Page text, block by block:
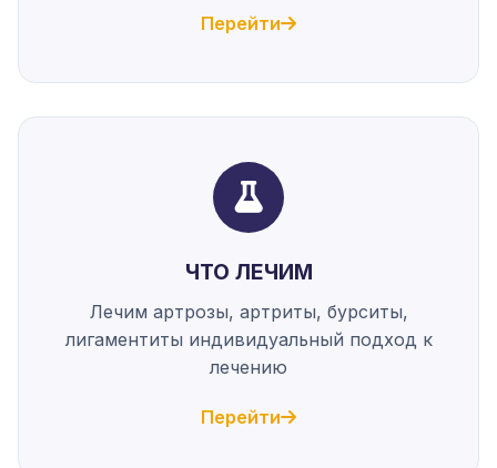
Перейти
ЧТО ЛЕЧИМ
Лечим артрозы, артриты, бурситы,
лигаментиты индивидуальный подход к
лечению
Перейти